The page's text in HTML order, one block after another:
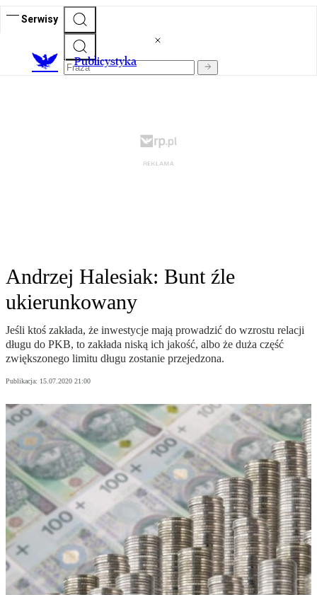
Serwisy
Publicystyka
Andrzej Halesiak: Bunt źle
ukierunkowany
Jeśli ktoś zakłada, że inwestycje mają prowadzić do wzrostu relacji
długu do PKB, to zakłada niską ich jakość, albo że duża część
zwiększonego limitu długu zostanie przejedzona.
Publikacja: 15.07.2020 21:00